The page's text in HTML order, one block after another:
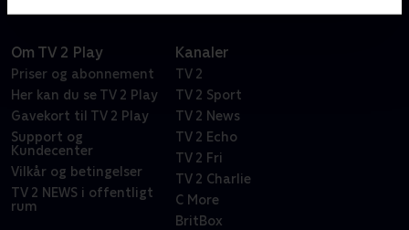
Om TV 2 Play
Priser og abonnement
Her kan du se TV 2 Play
Gavekort til TV 2 Play
Support og
Kundecenter
Vilkår og betingelser
TV 2 NEWS i offentligt
rum
Kanaler
TV 2
TV 2 Sport
TV 2 News
TV 2 Echo
TV 2 Fri
TV 2 Charlie
C More
BritBox